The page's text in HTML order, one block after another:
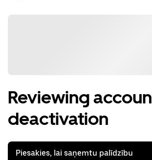
Reviewing
deactivation
Piesakies, lai saņemtu palīdzību